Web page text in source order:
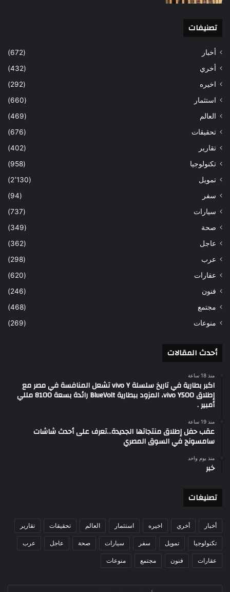
تصنيفات
أخبار
(672)
أخري
(432)
اخيره
(292)
استثمار
(660)
العالم
(469)
تحقيقات
(676)
تقارير
(402)
تكنولوجيا
(958)
تمويل
(2٬130)
سفر
(94)
سيارات
(737)
صحة
(349)
عاجل
(362)
عرب
(298)
عقارات
(620)
فنون
(246)
مجتمع
(468)
منوعات
(269)
أحدث المقالات
منذ 18 ساعة
اكبر بطارية في تاريخ سلسلة vivo Y تشعل المنافسة في مصر مع
إطلاق vivo Y500، المزود ببطارية BlueVolt رائدة بسعة 8100 مللي
أمبير .
منذ 19 ساعة
عقب حفل إطلاق منتجاتها الجديدة…تعرف على أحدث شاشات
سامسونج في السوق المصري
منذ يوم واحد
خبر
تصنيغات
أخبار أخري اخيره استثمار العالم تحقيقات تقارير
تكنولوجيا تمويل سفر سيارات صحة عاجل عرب
عقارات فنون مجتمع منوعات